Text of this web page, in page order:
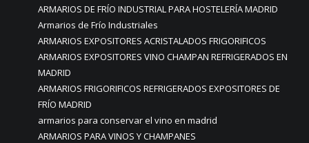
ARMARIOS DE FRÍO INDUSTRIAL PARA HOSTELERÍA MADRID
Armarios de Frío Industriales
ARMARIOS EXPOSITORES ACRISTALADOS FRIGORIFICOS
ARMARIOS EXPOSITORES VINO CHAMPAN REFRIGERADOS EN
MADRID
ARMARIOS FRIGORIFICOS REFRIGERADOS EXPOSITORES DE
FRÍO MADRID
armarios para conservar el vino en madrid
ARMARIOS PARA VINOS Y CHAMPANES